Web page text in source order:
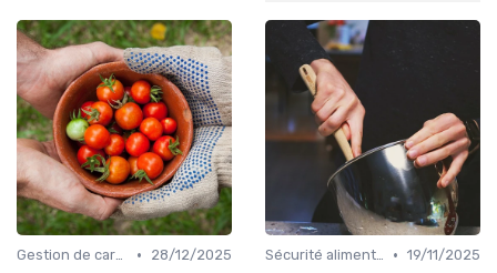
Gestion de carrière dans la food •
28/12/2025
Sécurité alimentaire • 19/11/2025